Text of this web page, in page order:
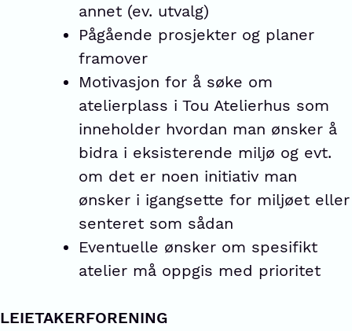
annet (ev. utvalg)
Pågående prosjekter og planer
framover
Motivasjon for å søke om
atelierplass i Tou Atelierhus som
inneholder hvordan man ønsker å
bidra i eksisterende miljø og evt.
om det er noen initiativ man
ønsker i igangsette for miljøet eller
senteret som sådan
Eventuelle ønsker om spesifikt
atelier må oppgis med prioritet
LEIETAKERFORENING